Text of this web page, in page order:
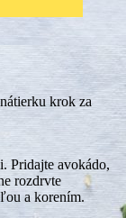
krok za
Pridajte avokádo,
rozdrvte
a korením.